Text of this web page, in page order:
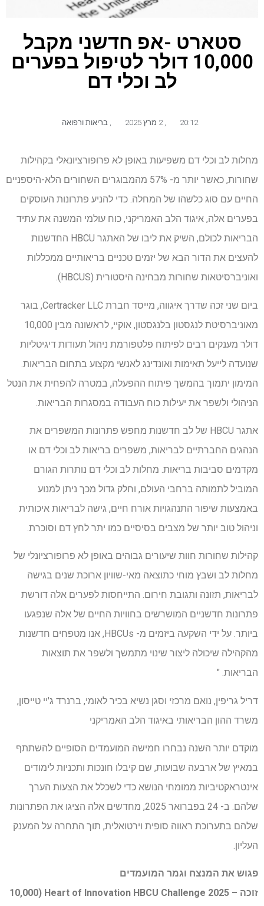
סטארט -אפ חדשני מקבל
10,000 דולר לטיפול בפערים
לב וכלי דם
20:12 2 מרץ 2025 בריאות ורפואה
מחלות לב וכלי דם משפיעות באופן לא פרופורציונאלי בקהילות
שחורות, כאשר יותר מ- 57% מהמבוגרים השחורים הלא-היספניים
החיים עם סוג כלשהו של המחלה. כדי להניע פתרונות העוסקים
בפערים אלה, איגוד הלב האמריקני, כוח עולמי המשנה את עתיד
הבריאות לכולם, השיק את ליבו של האתגר HBCU החדשנות
להעצים את הדור הבא של יזמים טכניים בריאותיים ממכללות
ואוניברסיטאות שחורות מבחינה היסטורית (HBCUS).
ביום שני זכה שדרך איגווה, מייסד חברת Certracker LLC, בוגר
מאוניברסיטת לנגסטון בלנגסטון, אוקיי, לראשונה מבין 10,000
דולר מענקים רבים לפיתוח פלטפורמת ניהול תעודות דיגיטליות
שנועדה לייעל תאימות ואונדינג לאנשי מקצוע בתחום הבריאות.
המימון יתמוך בהמשך פיתוח ההפעלה, במטרה להפחית את הנטל
הניהולי ולשפר את יעילות כוח העבודה במסגרות הבריאות.
אתגר HBCU של לב חדשנות מחפש פתרונות המשפרים את
הנהגים החברתיים לבריאות, משפרים בריאות לב וכלי דם או
מקדמים סביבות בריאות. מחלות לב וכלי דם נותרות הגורם
המוביל לתמותה ברחבי העולם, וחלק גדול מכך ניתן למנוע
באמצעות שיפור התנהגויות אורח חיים, גישה לבריאות איכותית
וניהול טוב יותר של מצבים בסיסיים כמו יתר לחץ דם וסוכרת.
קהילות שחורות חוות שיעורים גבוהים באופן לא פרופורציונלי של
מחלות לב ושבץ מוחי כתוצאה מאי-שוויון ארוכת שנים בגישה
לבריאות, תזונה ותגובת חירום. התייחסות לפערים אלה דורשת
פתרונות חדשניים המושרשים בחוויות החיים של אלה שנפגעו
ביותר. על ידי השקעה ביזמים מ- HBCUs, אנו מטפחים חדשנות
מהקהילה שיכולה ליצור שינוי מתמשך ולשפר את תוצאות
הבריאות. "
דריל גריפין, נואם מרכזי וסגן נשיא בכיר לאומי, ברנרד ג'יי טייסון,
משרד ההון הבריאותי באיגוד הלב האמריקני
מוקדם יותר השנה נבחרו חמישה המועמדים הסופיים להשתתף
במאיץ של ארבעה שבועות, שם קיבלו חונכות ותכניות לימודים
אינטראקטיביות ממומחי הנושא כדי לשכלל את הצעות הערך
שלהם. ב- 24 בפברואר 2025, מחדשים אלה הציגו את הפתרונות
שלהם בתערוכת ראווה סופית וירטואלית, תוך התחרה על המענק
העליון.
פגוש את המנצח וגמר המועמדים
זוכה – 2025 Heart of Innovation HBCU Challenge (10,000